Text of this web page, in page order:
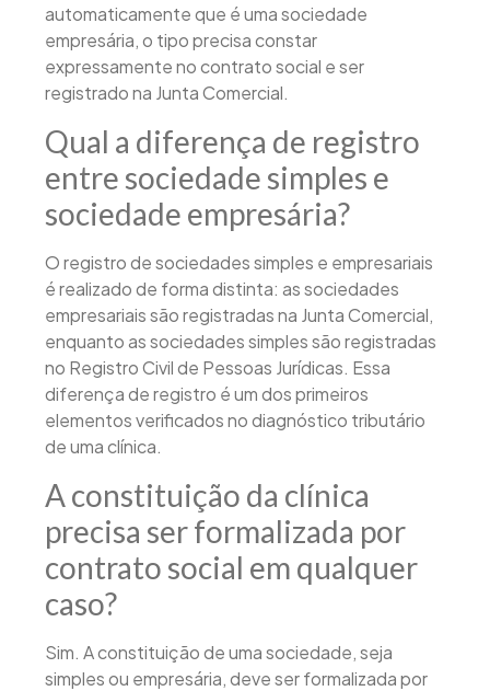
automaticamente que é uma sociedade
empresária, o tipo precisa constar
expressamente no contrato social e ser
registrado na Junta Comercial.
Qual a diferença de registro
entre sociedade simples e
sociedade empresária?
O registro de sociedades simples e empresariais
é realizado de forma distinta: as sociedades
empresariais são registradas na Junta Comercial,
enquanto as sociedades simples são registradas
no Registro Civil de Pessoas Jurídicas. Essa
diferença de registro é um dos primeiros
elementos verificados no diagnóstico tributário
de uma clínica.
A constituição da clínica
precisa ser formalizada por
contrato social em qualquer
caso?
Sim. A constituição de uma sociedade, seja
simples ou empresária, deve ser formalizada por